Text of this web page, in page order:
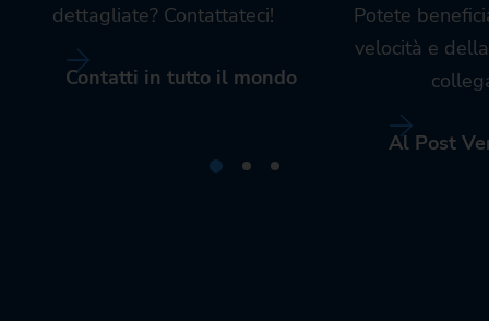
dettagliate? Contattateci!
Contatti in tutto il mondo
Potete
velocità e
Al Post